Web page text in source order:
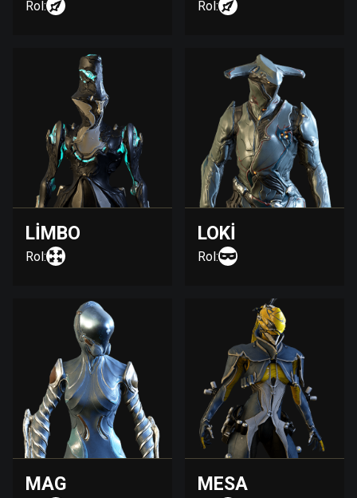
Rol: Rol:
LIMBO
Rol:
LOKI
Rol:
MAG MESA